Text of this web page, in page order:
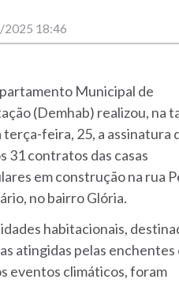
18:46
Municipal de
(Demhab) realizou, na
terça-feira, 25, a assinatura
31 contratos das casas
em construção na rua
no bairro Glória.
habitacionais,
atingidas pelas enchentes
eventos climáticos, foram